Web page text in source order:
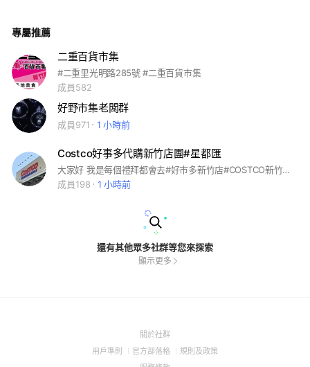
專屬推薦
二重百貨市集
#二重里光明路285號 #二重百貨市集
成員582
好野市集老闆群
成員971 1 小時前
Costco好事多代購新竹店團#星都匯
大家好 我是每個禮拜都會去#好市多新竹店#COSTCO新竹店的#團購媽媽 #星都匯#環球市#環宇市#星都新 有需要什麼商品都可以詢問喔 目前為代購費10元/件商品；補貼油錢～感謝詢問
成員198
1 小時前
還有其他眾多社群等您來探索
顯示更多
關於社群(Open
用戶準則
(Open
官方部落格
(Open
規則及政策(Open